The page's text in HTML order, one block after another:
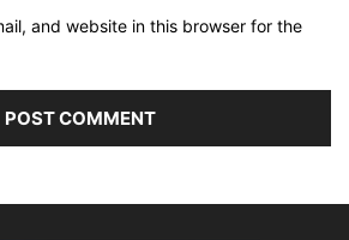
and website in this browser for the